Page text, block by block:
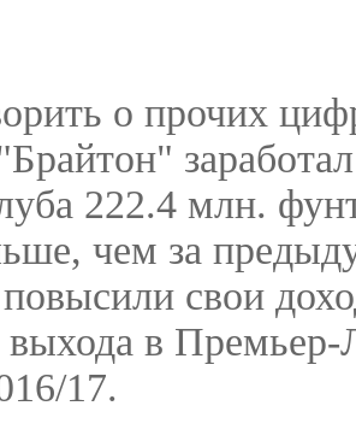
о прочих
222.4 млн.
чем за
свои
в Премьер-
17.